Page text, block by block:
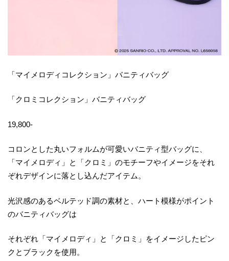
「マイメロディコレクション」バニティバッグ
「クロミコレクション」バニティバッグ
19,800-
コロンとした丸いフォルムが可愛いバニティ型バッグに、
「マイメロディ」と「クロミ」のモチーフやイメージをそれ
ぞれデザインに落とし込んだアイテム。
光沢感のあるベルテッド調の素材と、ハート模様がポイント
のバニティバッグは
それぞれ「マイメロディ」と「クロミ」をイメージしたピン
クとブラックを使用。